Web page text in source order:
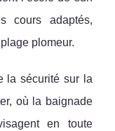
cours adaptés,
plomeur.
la sécurité sur la
où la baignade
en toute